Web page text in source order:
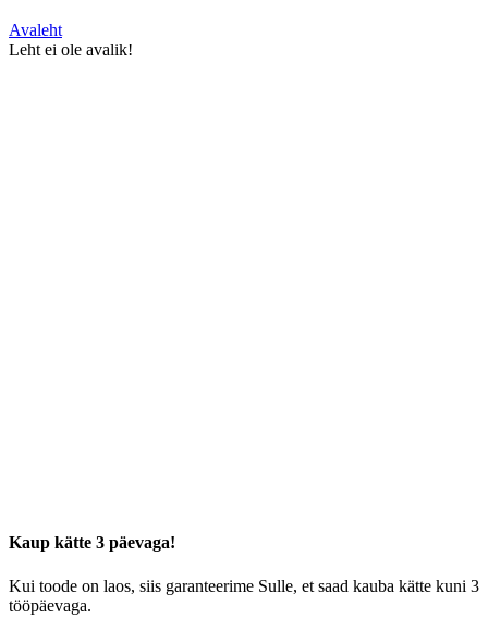
Avaleht
Leht ei ole avalik!
Kaup kätte 3 päevaga!
Kui toode on laos, siis garanteerime Sulle, et saad kauba kätte kuni 3
tööpäevaga.